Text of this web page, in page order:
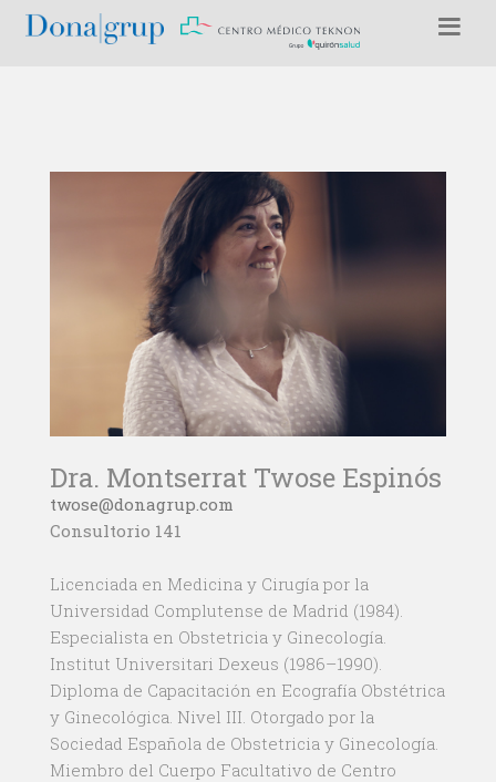
Dra. Montserrat Twose Espinós
twose@donagrup.com
Consultorio 141
Licenciada en Medicina y Cirugía por la
Universidad Complutense de Madrid (1984).
Especialista en Obstetricia y Ginecología.
Institut Universitari Dexeus (1986–1990).
Diploma de Capacitación en Ecografía Obstétrica
y Ginecológica. Nivel III. Otorgado por la
Sociedad Española de Obstetricia y Ginecología.
Miembro del Cuerpo Facultativo de Centro